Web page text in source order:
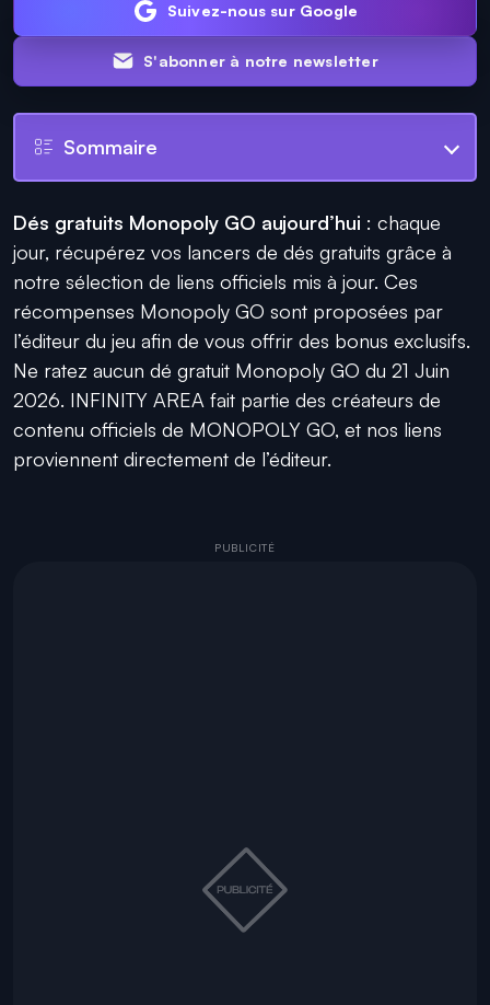
Suivez-nous sur Google
S'abonner à notre newsletter
Sommaire
Dés gratuits Monopoly GO aujourd’hui : chaque
jour, récupérez vos lancers de dés gratuits grâce à
notre sélection de liens officiels mis à jour. Ces
récompenses Monopoly GO sont proposées par
l’éditeur du jeu afin de vous offrir des bonus exclusifs.
Ne ratez aucun dé gratuit Monopoly GO du 21 Juin
2026. INFINITY AREA fait partie des créateurs de
contenu officiels de MONOPOLY GO, et nos liens
proviennent directement de l’éditeur.